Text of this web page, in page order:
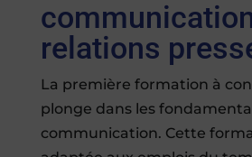
relations
La première formation à
plonge dans les
communication. Cette